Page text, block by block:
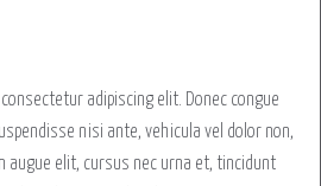
adipiscing elit. Donec congue
nisi ante, vehicula vel dolor non,
augue elit, cursus nec urna et, tincidunt